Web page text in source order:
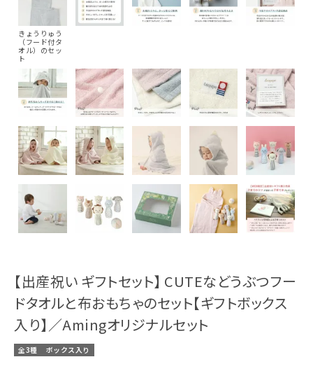
きょうりゅう
（フード付タ
オル）のセッ
ト
【出産祝い ギフトセット】 CUTEなどうぶつフー
ドタオルと布おもちゃのセット【ギフトボックス
入り】／Amingオリジナルセット
全3種 ボックス入り